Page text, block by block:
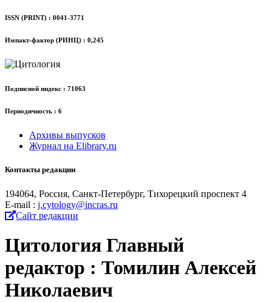
ISSN (PRINT) : 0041-3771
Импакт-фактор (РИНЦ) : 0,245
Подписной индекс : 71063
Периодичность : 6
Архивы выпусков
Журнал на Elibrary.ru
Контакты редакции
194064, Россия, Санкт-Петербург, Тихорецкий проспект 4
Е-mail : j.cytology@incras.ru
Сайт редакции
Цитология Главный
редактор : Томилин Алексей
Николаевич